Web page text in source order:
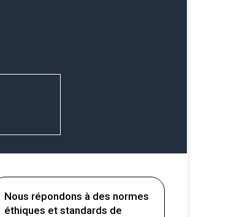
Nous répondons à des normes
éthiques et standards de